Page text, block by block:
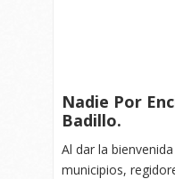
Nadie Por
Badillo.
Al dar la
municipios,